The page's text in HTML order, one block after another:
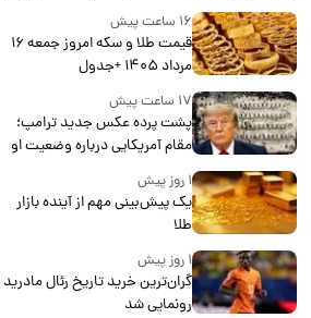
۱۶ ساعت پیش
قیمت طلا و سکه امروز جمعه ۱۶
مرداد ۱۴۰۵ +جدول
۱۷ ساعت پیش
پشت پرده عکس جدید ترامپ؛
مقام آمریکایی درباره وضعیت او
چه گفت؟
۱ روز پیش
یک پیش‌بینی مهم از آینده بازار
طلا
۱ روز پیش
گران‌ترین خرید تاریخ رئال مادرید
رونمایی شد